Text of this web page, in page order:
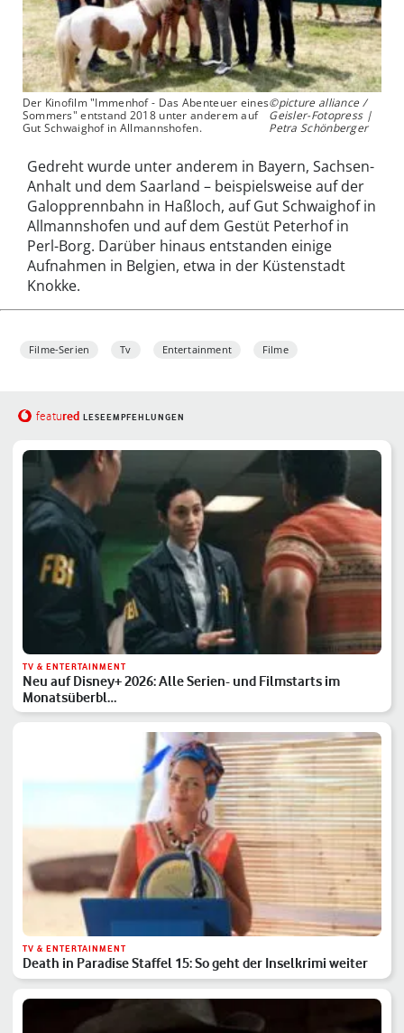
Der Kinofilm "Immenhof - Das Abenteuer eines
Sommers" entstand 2018 unter anderem auf
Gut Schwaighof in Allmannshofen.
©picture alliance /
Geisler-Fotopress |
Petra Schönberger
Gedreht wurde unter anderem in Bayern, Sachsen-
Anhalt und dem Saarland – beispielsweise auf der
Galopprennbahn in Haßloch, auf Gut Schwaighof in
Allmannshofen und auf dem Gestüt Peterhof in
Perl-Borg. Darüber hinaus entstanden einige
Aufnahmen in Belgien, etwa in der Küstenstadt
Knokke.
Filme-Serien Tv Entertainment Filme
featured LESEEMPFEHLUNGEN
TV & ENTERTAINMENT
Neu auf Disney+ 2026: Alle Serien- und Filmstarts im
Monatsüberbl…
TV & ENTERTAINMENT
Death in Paradise Staffel 15: So geht der Inselkrimi weiter